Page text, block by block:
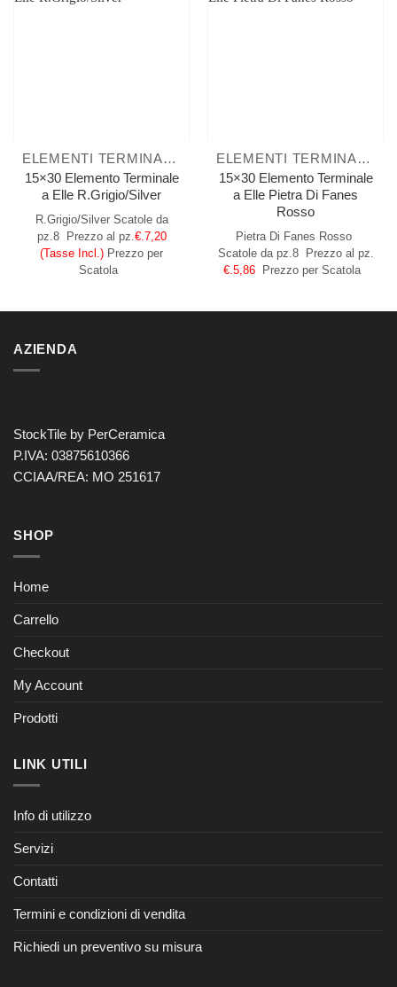
ELEMENTI TERMINALI A ELLE
15×30 Elemento Terminale
a Elle R.Grigio/Silver
R.Grigio/Silver Scatole da
pz.8
Prezzo al pz. €.7,20
(Tasse Incl.) Prezzo per
Scatola
ELEMENTI TERMINALI A ELLE
15×30 Elemento Terminale
a Elle Pietra Di Fanes
Rosso
Pietra Di Fanes Rosso
Scatole da pz.8
Prezzo al pz.
€.5,86
Prezzo per Scatola
AZIENDA
StockTile by PerCeramica
P.IVA: 03875610366
CCIAA/REA: MO 251617
SHOP
Home
Carrello
Checkout
My Account
Prodotti
LINK UTILI
Info di utilizzo
Servizi
Contatti
Termini e condizioni di vendita
Richiedi un preventivo su misura